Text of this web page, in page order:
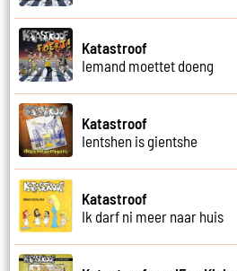
Katastroof
Iemand moettet doeng
Katastroof
Ientshen is gientshe
Katastroof
Ik darf ni meer naar huis